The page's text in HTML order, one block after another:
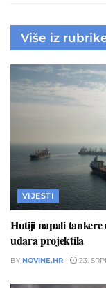
Više iz
VIJESTI
Hutiji napali tankere
udara projektila
BY NOVINE.HR 23.